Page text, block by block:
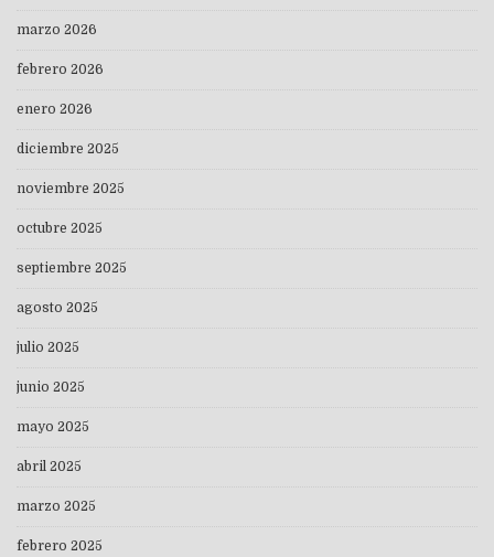
marzo 2026
febrero 2026
enero 2026
diciembre 2025
noviembre 2025
octubre 2025
septiembre 2025
agosto 2025
julio 2025
junio 2025
mayo 2025
abril 2025
marzo 2025
febrero 2025